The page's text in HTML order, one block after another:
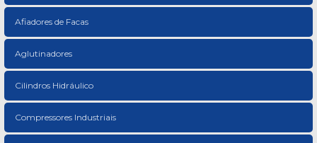
Afiadores de Facas
Aglutinadores
Cilindros Hidráulico
Compressores Industriais